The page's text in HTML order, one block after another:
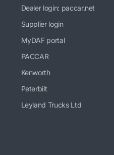
Dealer login: paccar.net
Supplier login
MyDAF portal
PACCAR
Kenworth
Peterbilt
Leyland Trucks Ltd